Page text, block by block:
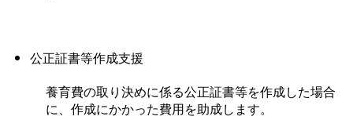
公正証書等作成支援
養育費の取り決めに係る公正証書等を作成した場合
に、作成にかかった費用を助成します。